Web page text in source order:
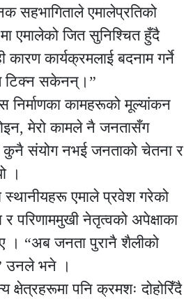
सहभागिताले एमालेप्रतिको
एमालेको जित सुनिश्चित हुँदै
कार्यक्रमलाई बदनाम गर्ने
टिक्न सकेनन्।”
निर्माणका कामहरूको मूल्यांकन
मेरो कामले नै जनतासँग
कुनै संयोग नभई जनताको चेतना र
।
स्थानीयहरू एमाले प्रवेश गरेको
परिणाममुखी नेतृत्वको अपेक्षाका
। “अब जनता पुरानै शैलीको
उनले भने ।
पनि क्रमशः दोहोरिँदै